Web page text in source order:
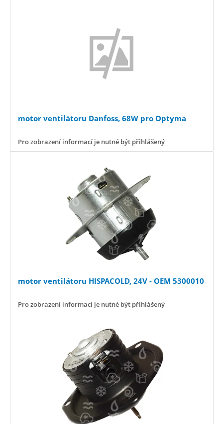
motor ventilátoru Danfoss, 68W pro Optyma
Pro zobrazení informací je nutné být přihlášený
motor ventilátoru HISPACOLD, 24V - OEM 5300010
Pro zobrazení informací je nutné být přihlášený